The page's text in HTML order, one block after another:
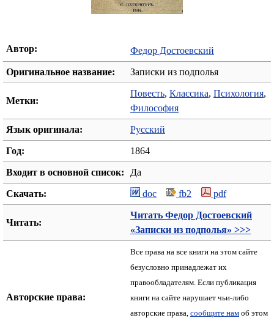
Автор: Федор Достоевский
Оригинальное название: Записки из подполья
Метки:
Повесть, Классика, Психология,
Философия
Язык оригинала: Русский
Год: 1864
Входит в основной список: Да
Скачать: doc fb2 pdf
Читать:
Читать Федор Достоевский
«Записки из подполья» >>>
Авторские права:
Все права на все книги на этом сайте
безусловно принадлежат их
правообладателям. Если публикация
книги на сайте нарушает чьи-либо
авторские права, сообщите нам об этом